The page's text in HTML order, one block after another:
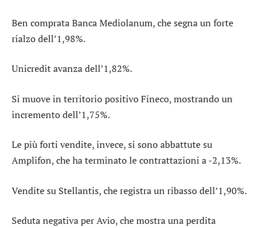
Ben comprataBanca Mediolanum, che segna un forte
rialzo dell’1,98%.
Unicreditavanza dell’1,82%.
Si muove in territorio positivoFineco, mostrando un
incremento dell’1,75%.
Le più forti vendite, invece, si sono abbattute su
Amplifon, che ha terminato le contrattazioni a -2,13%.
Vendite su Stellantis, che registra un ribasso dell’1,90%.
Seduta negativa perAvio, che mostra una perdita